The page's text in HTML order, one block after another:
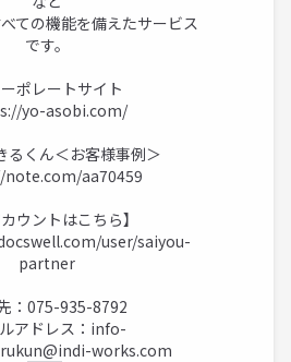
ての機能を備えたサービス
です。
ポレートサイト
yo-asobi.com/
くん＜お客様事例＞
aa70459
カウントはこちら】
user/saiyou-
partner
：075-935-8792
アドレス： info-
works.com